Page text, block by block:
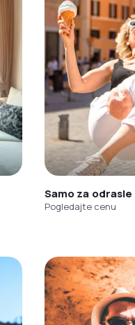
Samo za odrasle
Pogledajte cenu